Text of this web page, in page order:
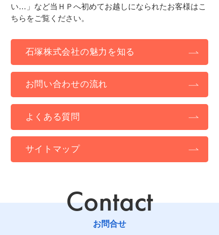
い…」など当ＨＰへ初めてお越しになられたお客様はこ
ちらをご覧ください。
石塚株式会社の魅力を知る
お問い合わせの流れ
よくある質問
サイトマップ
Contact
お問合せ